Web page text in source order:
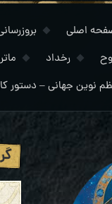
اصلی
رخداد
نوین جهانی – دستور کار